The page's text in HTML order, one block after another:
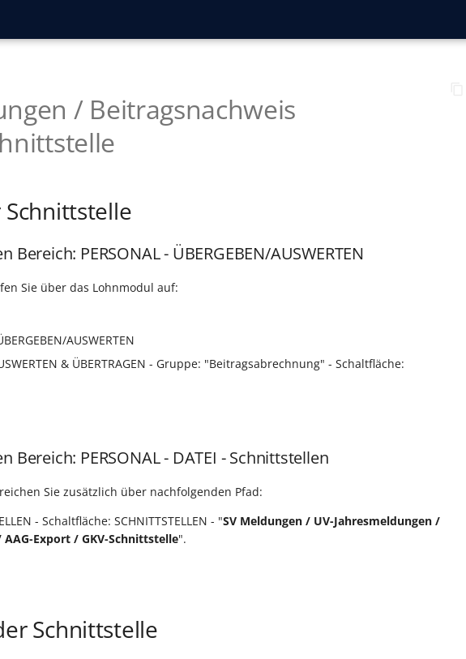
/ Beitragsnachweis
Bereich: PERSONAL - ÜBERGEBEN/AUSWERTEN
Sie über das Lohnmodul auf:
AUSWERTEN
& ÜBERTRAGEN - Gruppe: "Beitragsabrechnung" - Schaltfläche:
Bereich: PERSONAL - DATEI - Schnittstellen
Sie zusätzlich über nachfolgenden Pfad:
- Schaltfläche: SCHNITTSTELLEN - "SV Meldungen / UV-Jahresmeldungen /
Export / GKV-Schnittstelle".
Schnittstelle